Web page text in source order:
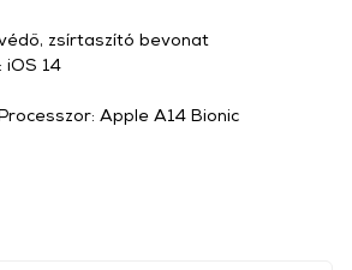
zsírtaszító bevonat
iOS 14
Apple A14 Bionic